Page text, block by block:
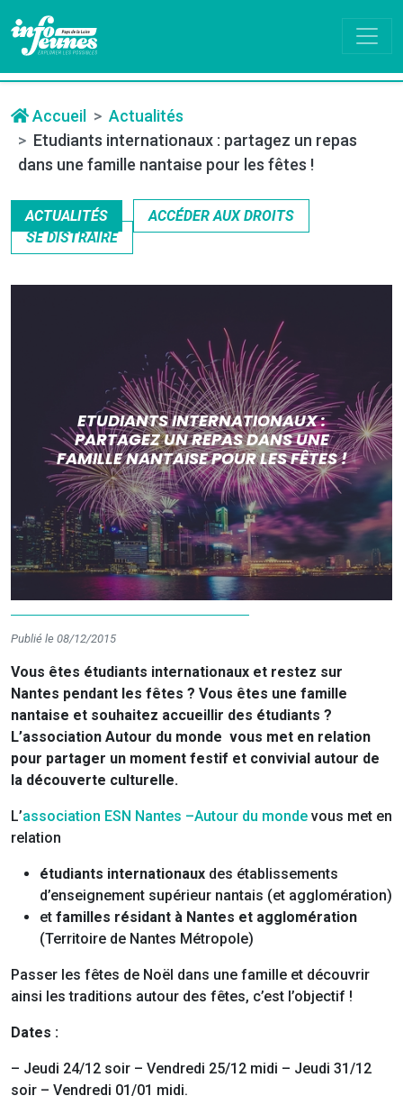
Accueil
Actualités
Etudiants internationaux : partagez un repas
dans une famille nantaise pour les fêtes !
ACTUALITÉS
ACCÉDER AUX DROITS
SE DISTRAIRE
ETUDIANTS INTERNATIONAUX :
PARTAGEZ UN REPAS DANS UNE
FAMILLE NANTAISE POUR LES FÊTES !
Publié le 08/12/2015
Vous êtes étudiants internationaux et restez sur
Nantes pendant les fêtes ? Vous êtes une famille
nantaise et souhaitez accueillir des étudiants ?
L’association Autour du monde vous met en relation
pour partager un moment festif et convivial autour de
la découverte culturelle.
L’association ESN Nantes –Autour du monde vous met en
relation
étudiants internationaux des établissements
d’enseignement supérieur nantais (et agglomération)
et familles résidant à Nantes et agglomération
(Territoire de Nantes Métropole)
Passer les fêtes de Noël dans une famille et découvrir
ainsi les traditions autour des fêtes, c’est l’objectif !
Dates :
– Jeudi 24/12 soir – Vendredi 25/12 midi – Jeudi 31/12
soir – Vendredi 01/01 midi.